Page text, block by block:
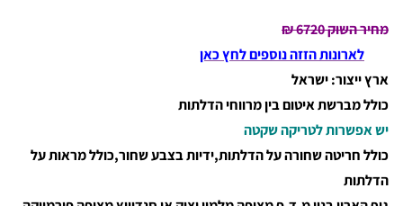
מחיר השוק 6720
₪
לארונות הזזה נוספים לחץ כאן
ארץ ייצור: ישראל
כולל מברשת איטום בין מרווחי הדלתות
יש אפשרות לטריקה שקטה
כולל חריטה שחורה על הדלתות,ידיות בצבע שחור,כולל מראות על
הדלתות